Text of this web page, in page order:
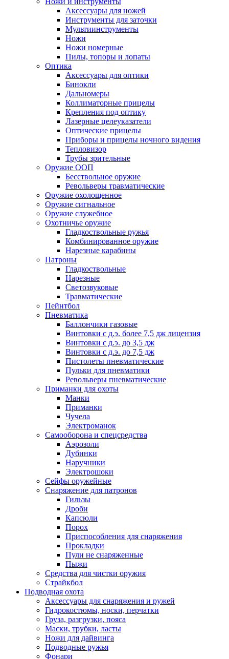
Аксессуары для ножей
Инструменты для заточки
Мультиинструменты
Ножи
Ножи номерные
Пилы, топоры и лопаты
Оптика
Аксессуары для оптики
Бинокли
Дальномеры
Коллиматорные прицелы
Крепления под оптику
Лазерные целеуказатели
Оптические прицелы
Приборы и прицелы ночного видения
Тепловизор
Трубы зрительные
Оружие ООП
Бесствольное оружие
Револьверы травматические
Оружие охолощенное
Оружие сигнальное
Оружие служебное
Охотничье оружие
Гладкоствольные ружья
Комбинированное оружие
Нарезные карабины
Патроны
Гладкоствольные
Нарезные
Светозвуковые
Травматические
Пейнтбол
Пневматика
Баллончики газовые
Винтовки с д.э. более 7,5 дж лицензия
Винтовки с д.э. до 3,5 дж
Винтовки с д.э. до 7,5 дж
Пистолеты пневматические
Пульки для пневматики
Револьверы пневматические
Приманки для охоты
Манки
Приманки
Чучела
Электроманок
Самооборона и спецсредства
Аэрозоли
Дубинки
Наручники
Электрошоки
Сейфы оружейные
Снаряжение для патронов
Гильзы
Дроби
Капсюли
Порох
Приспособления для снаряжения
Прокладки
Пули не снаряженные
Пыжи
Средства для чистки оружия
Страйкбол
Подводная охота
Аксессуары для снаряжения и ружей
Гидрокостюмы, носки, перчатки
Груза, разгрузки, пояса
Маски, трубки, ласты
Ножи для дайвинга
Подводные ружья
Фонари